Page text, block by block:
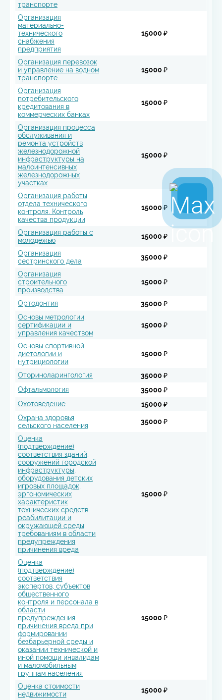
транспорте
Организация
материально-
технического
снабжения
предприятия
15000 ₽
Организация перевозок
и управление на водном
транспорте
15000 ₽
Организация
потребительского
кредитования в
коммерческих банках
15000 ₽
Организация процесса
обслуживания и
ремонта устройств
железнодорожной
инфраструктуры на
малоинтенсивных
железнодорожных
участках
15000 ₽
Организация работы
отдела технического
контроля. Контроль
качества продукции
15000 ₽
Организация работы с
молодежью
15000 ₽
Организация
сестринского дела
35000 ₽
Организация
строительного
производства
15000 ₽
Ортодонтия
35000 ₽
Основы метрологии,
сертификации и
управления качеством
15000 ₽
Основы спортивной
диетологии и
нутрициологии
15000 ₽
Оториноларингология
35000 ₽
Офтальмология
35000 ₽
Охотоведение
15000 ₽
Охрана здоровья
сельского населения
35000 ₽
Оценка
(подтверждение)
соответствия зданий,
сооружений городской
инфраструктуры,
оборудования детских
игровых площадок,
эргономических
характеристик
технических средств
реабилитации и
окружающей среды
требованиям в области
предупреждения
причинения вреда
15000 ₽
Оценка
(подтверждение)
соответствия
экспертов, субъектов
общественного
контроля и персонала в
области
предупреждения
причинения вреда при
формировании
безбарьерной среды и
оказании технической и
иной помощи инвалидам
и маломобильным
группам населения
15000 ₽
Оценка стоимости
недвижимости
15000 ₽